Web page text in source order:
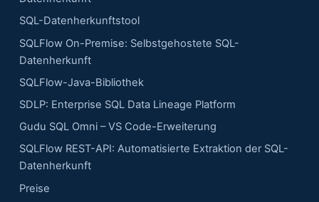
n
SQL-Datenherkunftstool
SQLFlow On-Premise: Selbstgehostete SQL-
Datenherkunft
SQLFlow-Java-Bibliothek
SDLP: Enterprise SQL Data Lineage Platform
Gudu SQL Omni – VS Code-Erweiterung
SQLFlow REST-API: Automatisierte Extraktion der SQL-
Datenherkunft
Preise